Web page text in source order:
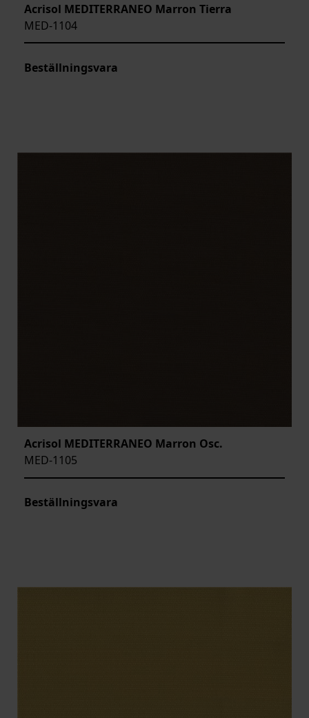
Acrisol MEDITERRANEO Marron Tierra
MED-1104
Beställningsvara
Acrisol MEDITERRANEO Marron Osc.
MED-1105
Beställningsvara